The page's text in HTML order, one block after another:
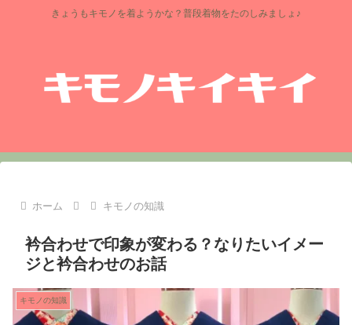
きょうもキモノを着ようかな？普段着物をたのしみましょ♪
ホーム キモノの知識
衿合わせで印象が変わる？なりたいイメー
ジと衿合わせのお話
キモノの知識